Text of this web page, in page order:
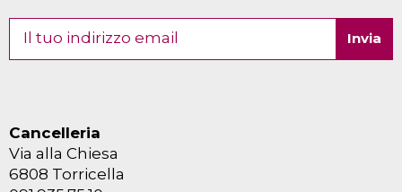
Cancelleria
Via alla Chiesa
6808 Torricella